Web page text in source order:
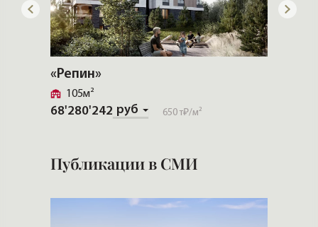
«Репин»
68'280'242 руб 650 т₽/м²
105м²
Публикации в СМИ